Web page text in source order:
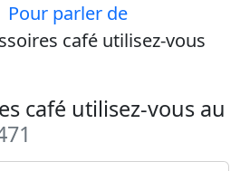
Pour parler de
café utilisez-vous
café utilisez-vous au